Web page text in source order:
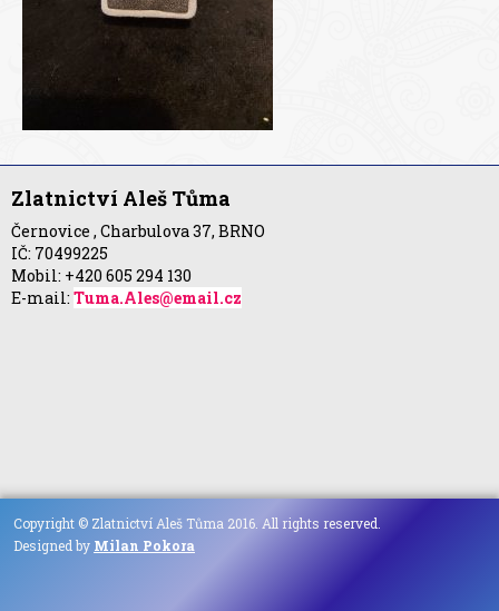
Zlatnictví Aleš Tůma
Černovice , Charbulova 37, BRNO
IČ: 70499225
Mobil: +420 605 294 130
E-mail: Tuma.Ales@email.cz
Copyright © Zlatnictví Aleš Tůma 2016. All rights reserved.
Designed by Milan Pokora